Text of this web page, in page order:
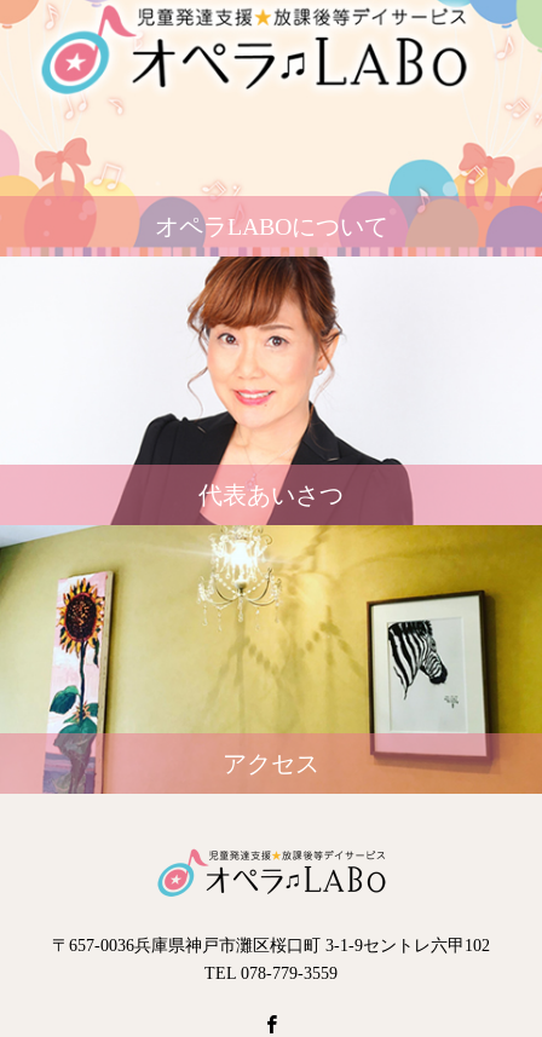
オペラLABOについて
代表あいさつ
アクセス
〒657-0036兵庫県神戸市灘区桜口町 3-1-9セントレ六甲102
TEL 078-779-3559